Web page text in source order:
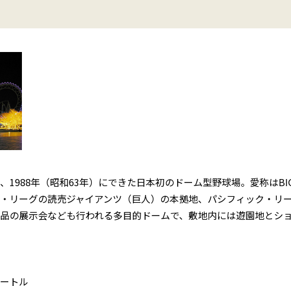
1988年（昭和63年）にできた日本初のドーム型野球場。愛称は
リーグの読売ジャイアンツ（巨人）の本拠地、パシフィック・
の展示会なども行われる多目的ドームで、敷地内には遊園地とシ
トル